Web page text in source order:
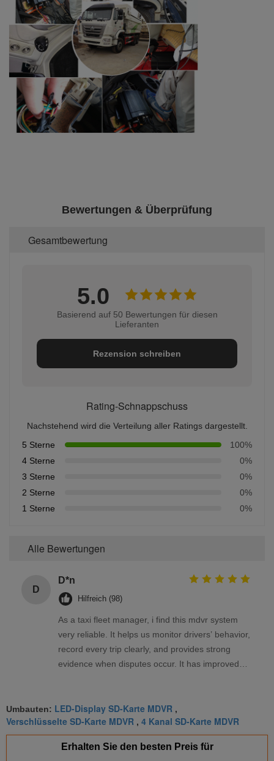
Bewertungen & Überprüfung
Gesamtbewertung
5.0
Basierend auf 50 Bewertungen für diesen
Lieferanten
Rezension schreiben
Rating-Schnappschuss
Nachstehend wird die Verteilung aller Ratings dargestellt.
5 Sterne
100%
4 Sterne
0%
3 Sterne
0%
2 Sterne
0%
1 Sterne
0%
Alle Bewertungen
D
D*n
Hilfreich (98)
As a taxi fleet manager, i find this mdvr system
very reliable. It helps us monitor drivers’ behavior,
record every trip clearly, and provides strong
evidence when disputes occur. It has improved
Umbauten: LED-Display SD-Karte MDVR ,
Verschlüsselte SD-Karte MDVR , 4 Kanal SD-Karte MDVR
Erhalten Sie den besten Preis für